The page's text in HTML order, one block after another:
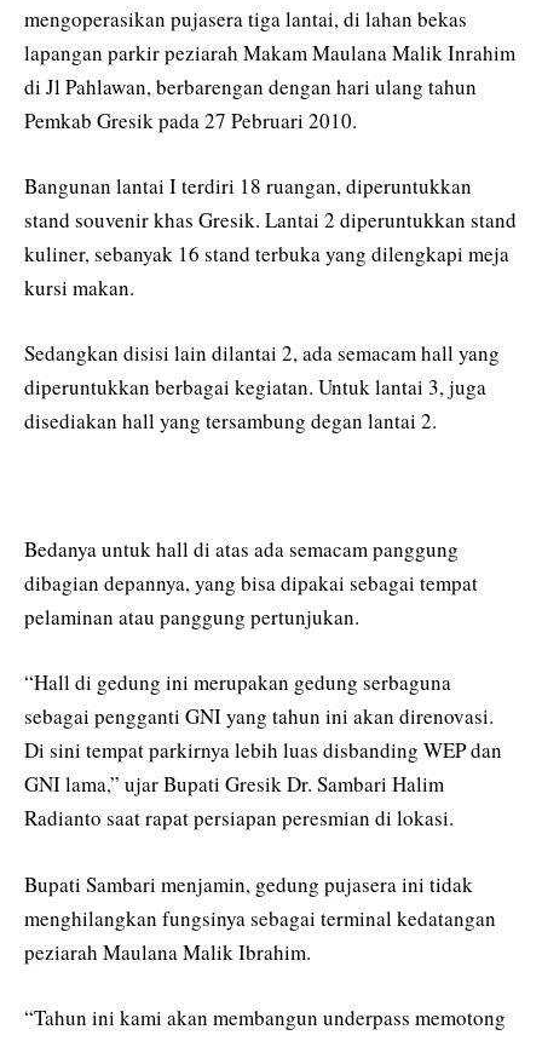
mengoperasikan pujasera tiga lantai, di lahan bekas
lapangan parkir peziarah Makam Maulana Malik Inrahim
di Jl Pahlawan, berbarengan dengan hari ulang tahun
Pemkab Gresik pada 27 Pebruari 2010.
Bangunan lantai I terdiri 18 ruangan, diperuntukkan
stand souvenir khas Gresik. Lantai 2 diperuntukkan stand
kuliner, sebanyak 16 stand terbuka yang dilengkapi meja
kursi makan.
Sedangkan disisi lain dilantai 2, ada semacam hall yang
diperuntukkan berbagai kegiatan. Untuk lantai 3, juga
disediakan hall yang tersambung degan lantai 2.
Bedanya untuk hall di atas ada semacam panggung
dibagian depannya, yang bisa dipakai sebagai tempat
pelaminan atau panggung pertunjukan.
“Hall di gedung ini merupakan gedung serbaguna
sebagai pengganti GNI yang tahun ini akan direnovasi.
Di sini tempat parkirnya lebih luas disbanding WEP dan
GNI lama,” ujar Bupati Gresik Dr. Sambari Halim
Radianto saat rapat persiapan peresmian di lokasi.
Bupati Sambari menjamin, gedung pujasera ini tidak
menghilangkan fungsinya sebagai terminal kedatangan
peziarah Maulana Malik Ibrahim.
“Tahun ini kami akan membangun underpass memotong